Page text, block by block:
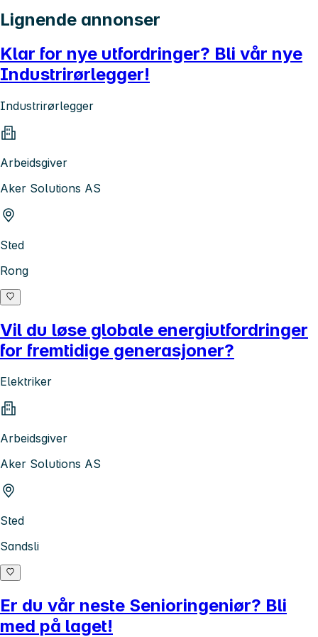
Lignende annonser
Klar for nye utfordringer? Bli vår nye
Industrirørlegger!
Industrirørlegger
Arbeidsgiver
Aker Solutions AS
Sted
Rong
Vil du løse globale energiutfordringer
for fremtidige generasjoner?
Elektriker
Arbeidsgiver
Aker Solutions AS
Sted
Sandsli
Er du vår neste Senioringeniør? Bli
med på laget!